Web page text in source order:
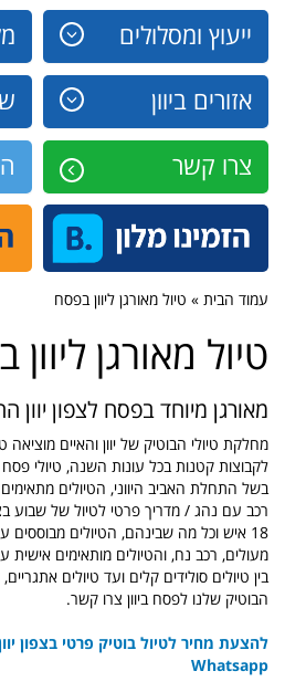
ייעוץ ומסלולים
אזורים ביוון
צרו קשר
עמוד הבית » טיול מאורגן ליוון בפסח
טיול מאורגן
מאורגן מיוחד בפסח לצפון יוון
מחלקת טיולי הבוטיק של יוון והאיים מוציאה
לקבוצות קטנות בכל עונות השנה, טיולי
בשל התחלת האביב היווני, הטיולים
רכב עם נהג / מדריך פרטי לטיול של שבוע
18 איש וכל מה שבינהם, הטיולים מבוססים
מעולים, רכב נח, והטיולים מותאימים
בין טיולים סולידים קלים ועד טיולים
הבוטיק שלנו לפסח ביוון צרו קשר.
להצעת מחיר לטיול בוטיק פרטי בצפון
Whatsapp